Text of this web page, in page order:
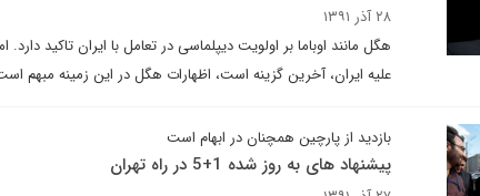
۲۸ آذر ۱۳۹۱
هگل مانند اوباما بر اولویت دیپلماسی در تعامل با ایران تاکید
علیه ایران، آخرین گزینه است، اظهارات هگل در این زمینه مبهم
بازدید از پارچین همچنان در ابهام است
پیشنهاد های به روز شده 1+5 در راه تهران